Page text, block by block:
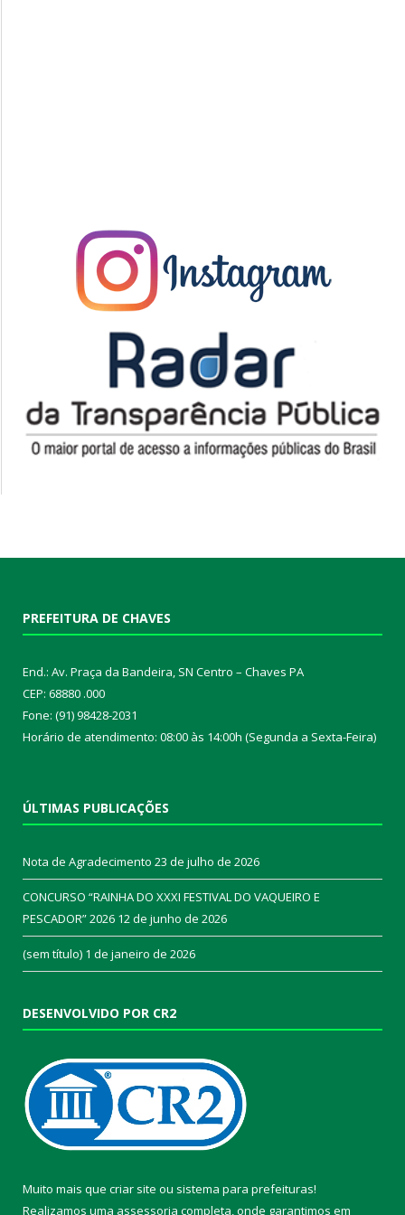
PREFEITURA DE CHAVES
End.: Av. Praça da Bandeira, SN Centro – Chaves PA
CEP: 68880 .000
Fone: (91) 98428-2031
Horário de atendimento: 08:00 às 14:00h (Segunda a Sexta-Feira)
ÚLTIMAS PUBLICAÇÕES
Nota de Agradecimento 23 de julho de 2026
CONCURSO “RAINHA DO XXXI FESTIVAL DO VAQUEIRO E
PESCADOR” 2026 12 de junho de 2026
(sem título) 1 de janeiro de 2026
DESENVOLVIDO POR CR2
Muito mais que criar site ou sistema para prefeituras!
Realizamos uma assessoria completa, onde garantimos em